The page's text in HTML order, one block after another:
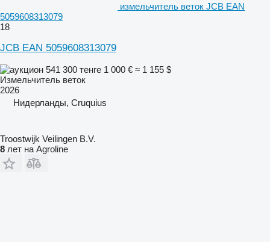
измельчитель веток JCB EAN
5059608313079
18
JCB EAN 5059608313079
541 300 тенге 1 000 € ≈ 1 155 $
Измельчитель веток
2026
Нидерланды, Cruquius
Troostwijk Veilingen B.V.
8 лет на Agroline